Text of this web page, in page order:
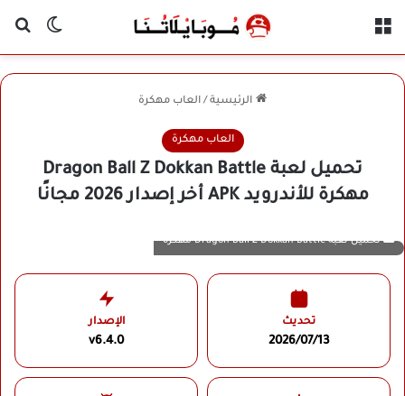
الوضع
الرئيسية / العاب مهكرة
العاب مهكرة
تحميل لعبة Dragon Ball Z Dokkan Battle
مهكرة للأندرويد APK أخر إصدار 2026 مجانًا
تحميل لعبة Dragon Ball Z Dokkan Battle مهكرة
تحديث
2026/07/13
الإصدار
v6.4.0